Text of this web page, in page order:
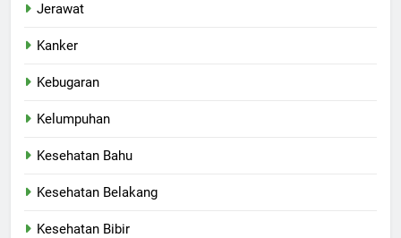
Jerawat
Kanker
Kebugaran
Kelumpuhan
Kesehatan Bahu
Kesehatan Belakang
Kesehatan Bibir